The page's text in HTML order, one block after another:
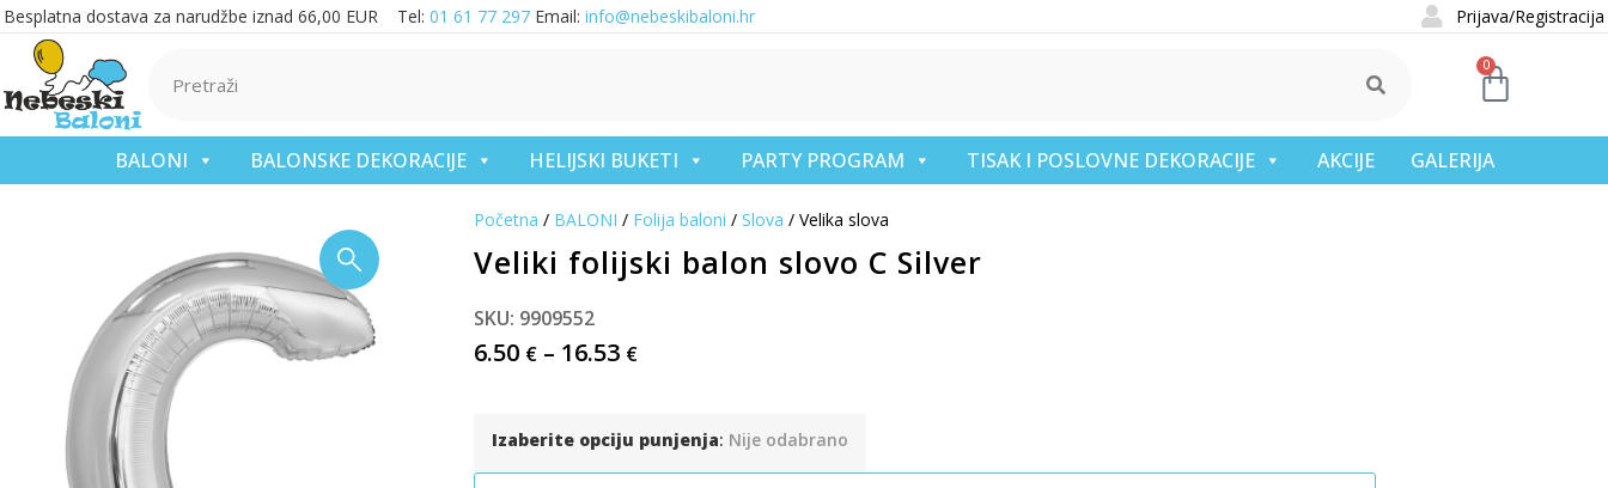
Besplatna dostava za narudžbe iznad 66,00 EUR Tel: 01 61 77 297 Email: info@nebeskibaloni.hr Prijava/Registracija
0
BALONI BALONSKE DEKORACIJE HELIJSKI BUKETI PARTY PROGRAM TISAK I POSLOVNE DEKORACIJE AKCIJE GALERIJA
Početna / BALONI / Folija baloni / Slova / Velika slova
Veliki folijski balon slovo C Silver
SKU: 9909552
6.50 €– 16.53 €
Izaberite opciju punjenja: Nije odabrano